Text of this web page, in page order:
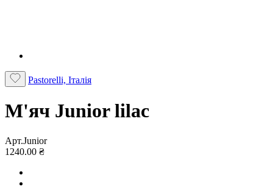
Pastorelli, Італія
М'яч Junior lilac
Арт.Junior
1240.00 ₴